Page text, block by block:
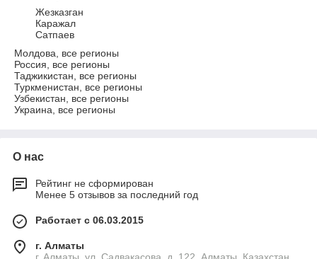
Жезказган
Каражал
Сатпаев
Молдова, все регионы
Россия, все регионы
Таджикистан, все регионы
Туркменистан, все регионы
Узбекистан, все регионы
Украина, все регионы
О нас
Рейтинг не сформирован
Менее 5 отзывов за последний год
Работает с 06.03.2015
г. Алматы